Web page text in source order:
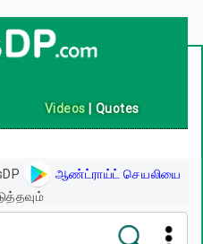
Videos Quotes
ஆண்ட்ராய்ட் செயலியை